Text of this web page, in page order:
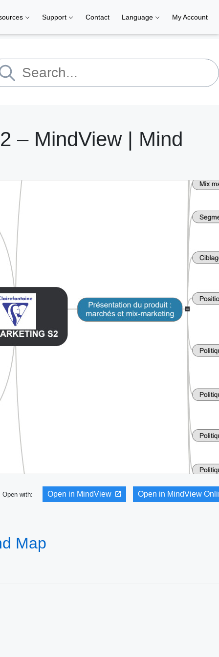
Support Contact Language My Account
– MindView | Mind
Open with: Open in MindView Open in MindView
Map